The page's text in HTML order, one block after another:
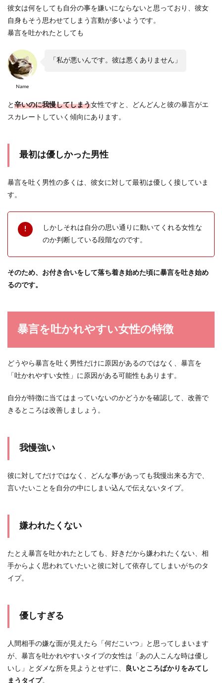
彼女は何をしても自分の事を嫌いにならないと思っており、彼女
自身もそう思わせてしまう言動が多いようです。
暴言を吐かれたとしても
Name
「私が悪いんです。彼は悪くありません」
と 辛いのに我慢してしまう女性ですと、どんどんと彼の暴言がエ
スカレートしていく傾向にあります。
最初は優しかった男性
暴言を吐く男性の多くは、彼女に対して最初は優しく接していま
す。
しかしそれは自分の思い通りに動いてくれる女性な
のか判断している段階なのです。
そのため、お付き合いをして落ち着き始めた頃に暴言を吐き始め
るのです。
暴言を吐かれやすい女性の特徴
どうやら暴言を吐く男性だけに原因があるのではなく、暴言を
「吐かれやすい女性」に原因がある可能性もあります。
自分が特徴に当てはまっていないのかどうかを確認して、改善で
きるところは改善しましょう。
我慢強い
彼に対してだけではなく、どんな事があっても我慢出来る方で、
言いたいことを自分の中にしまい込んで伝えないタイプ。
嫌われたくない
たとえ暴言を吐かれたとしても、好きだから嫌われたくない、相
手からよく思われていたいと彼に対して依存してしまいがちのタ
イプ。
優しすぎる
人間相手の嫌な面が見えたら「何だこいつ」と思ってしまいます
が、暴言を吐かれやすいタイプの女性は「あの人こんな時は優し
いし」とダメな所を見ようとせずに、
良いところばかりをみてし
まうタイプ。